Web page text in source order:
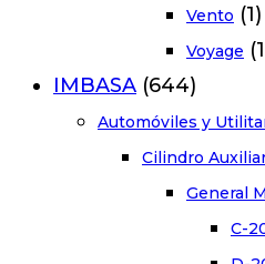
Vento (1)
Voyage
IMBASA (644)
Automóviles y
Cilindro
General
C-